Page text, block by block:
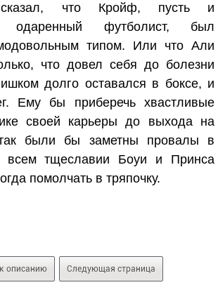
что Кройф, пусть и
одаренный футболист, был
типом. Или что Али
что довел себя до болезни
долго оставался в боксе, и
Ему бы приберечь хвастливые
своей карьеры до выхода на
были бы заметны провалы в
тщеславии Боуи и Принса
помолчать в тряпочку.
описанию Следующая страница